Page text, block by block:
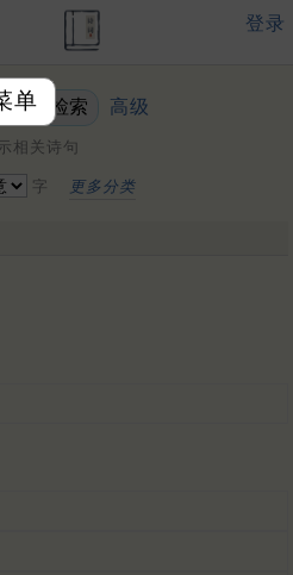
单
登录
高级
相关诗句
字 更多分类